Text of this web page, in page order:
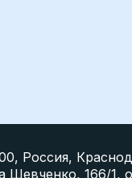
Россия,
Шевченко, 166/1,